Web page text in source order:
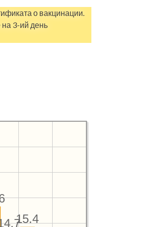
о вакцинации.
3-ий день